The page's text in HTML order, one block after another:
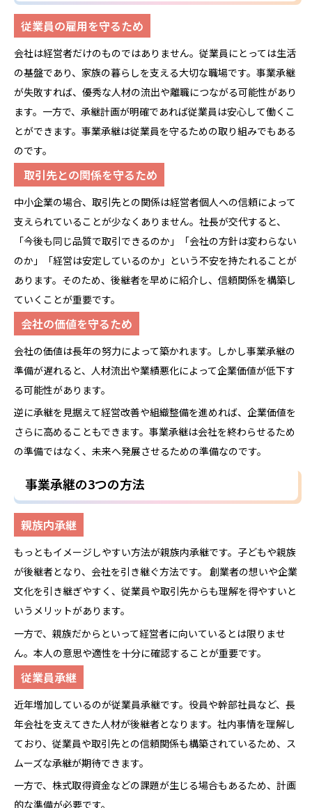
従業員の雇用を守るため
会社は経営者だけのものではありません。従業員にとっては生活
の基盤であり、家族の暮らしを支える大切な職場です。事業承継
が失敗すれば、優秀な人材の流出や離職につながる可能性があり
ます。一方で、承継計画が明確であれば従業員は安心して働くこ
とができます。事業承継は従業員を守るための取り組みでもある
のです。
取引先との関係を守るため
中小企業の場合、取引先との関係は経営者個人への信頼によって
支えられていることが少なくありません。社長が交代すると、
「今後も同じ品質で取引できるのか」「会社の方針は変わらない
のか」「経営は安定しているのか」という不安を持たれることが
あります。そのため、後継者を早めに紹介し、信頼関係を構築し
ていくことが重要です。
会社の価値を守るため
会社の価値は長年の努力によって築かれます。しかし事業承継の
準備が遅れると、人材流出や業績悪化によって企業価値が低下す
る可能性があります。
逆に承継を見据えて経営改善や組織整備を進めれば、企業価値を
さらに高めることもできます。事業承継は会社を終わらせるため
の準備ではなく、未来へ発展させるための準備なのです。
事業承継の3つの方法
親族内承継
もっともイメージしやすい方法が親族内承継です。子どもや親族
が後継者となり、会社を引き継ぐ方法です。 創業者の想いや企業
文化を引き継ぎやすく、従業員や取引先からも理解を得やすいと
いうメリットがあります。
一方で、親族だからといって経営者に向いているとは限りませ
ん。本人の意思や適性を十分に確認することが重要です。
従業員承継
近年増加しているのが従業員承継です。役員や幹部社員など、長
年会社を支えてきた人材が後継者となります。社内事情を理解し
ており、従業員や取引先との信頼関係も構築されているため、ス
ムーズな承継が期待できます。
一方で、株式取得資金などの課題が生じる場合もあるため、計画
的な準備が必要です。